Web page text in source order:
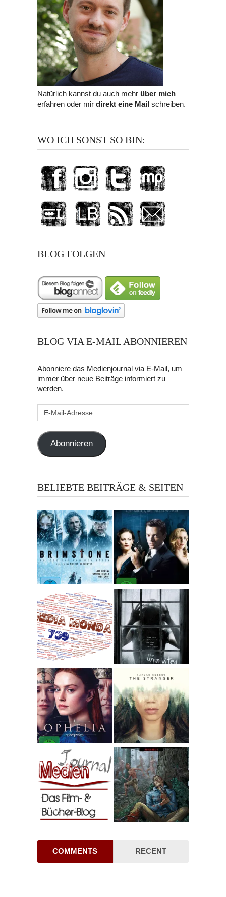
Natürlich kannst du auch mehr über mich
erfahren oder mir direkt eine Mailschreiben.
WO ICH SONST SO BIN:
BLOG FOLGEN
BLOG VIA E-MAIL ABONNIEREN
Abonniere das Medienjournal via E-Mail, um
immer über neue Beiträge informiert zu
werden.
Abonnieren
BELIEBTE BEITRÄGE & SEITEN
COMMENTS RECENT